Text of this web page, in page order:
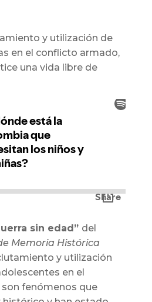
y utilización de
en el conflicto armado,
una vida libre de
sin edad” del
Memoria Histórica
y utilización
en el
fenómenos que